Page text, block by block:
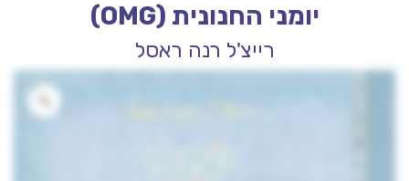
יומני החנונית (OMG)
רייצ'ל רנה ראסל